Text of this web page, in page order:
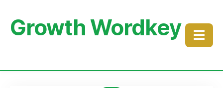
Growth Wordkey ☰